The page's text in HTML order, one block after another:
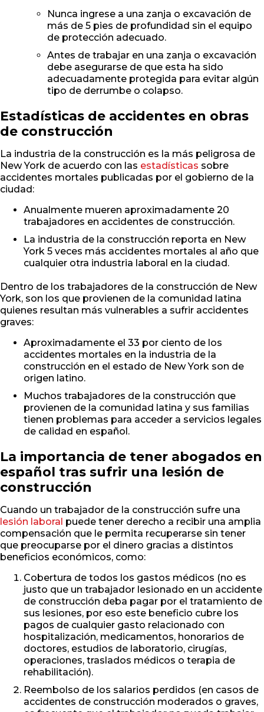
Nunca ingrese a una zanja o excavación de
más de 5 pies de profundidad sin el equipo
de protección adecuado.
Antes de trabajar en una zanja o excavación
debe asegurarse de que esta ha sido
adecuadamente protegida para evitar algún
tipo de derrumbe o colapso.
Estadísticas de accidentes en obras
de construcción
La industria de la construcción es la más peligrosa de
New York de acuerdo con las estadísticas sobre
accidentes mortales publicadas por el gobierno de la
ciudad:
Anualmente mueren aproximadamente 20
trabajadores en accidentes de construcción.
La industria de la construcción reporta en New
York 5 veces más accidentes mortales al año que
cualquier otra industria laboral en la ciudad.
Dentro de los trabajadores de la construcción de New
York, son los que provienen de la comunidad latina
quienes resultan más vulnerables a sufrir accidentes
graves:
Aproximadamente el 33 por ciento de los
accidentes mortales en la industria de la
construcción en el estado de New York son de
origen latino.
Muchos trabajadores de la construcción que
provienen de la comunidad latina y sus familias
tienen problemas para acceder a servicios legales
de calidad en español.
La importancia de tener abogados en
español tras sufrir una lesión de
construcción
Cuando un trabajador de la construcción sufre una
lesión laboral puede tener derecho a recibir una amplia
compensación que le permita recuperarse sin tener
que preocuparse por el dinero gracias a distintos
beneficios económicos, como:
Cobertura de todos los gastos médicos (no es
justo que un trabajador lesionado en un accidente
de construcción deba pagar por el tratamiento de
sus lesiones, por eso este beneficio cubre los
pagos de cualquier gasto relacionado con
hospitalización, medicamentos, honorarios de
doctores, estudios de laboratorio, cirugías,
operaciones, traslados médicos o terapia de
rehabilitación).
Reembolso de los salarios perdidos (en casos de
accidentes de construcción moderados o graves,